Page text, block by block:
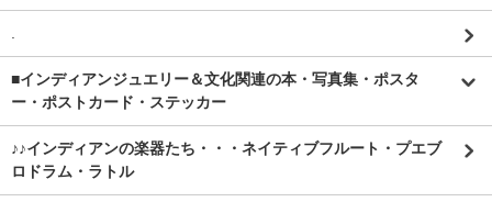
.
■インディアンジュエリー＆文化関連の本・写真集・ポスタ
ー・ポストカード・ステッカー
♪♪インディアンの楽器たち・・・ネイティブフルート・プエブ
ロドラム・ラトル